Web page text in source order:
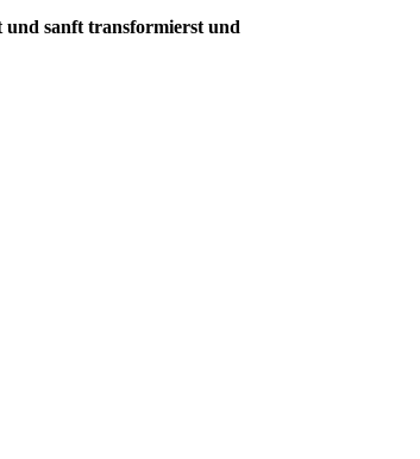
und sanft transformierst und